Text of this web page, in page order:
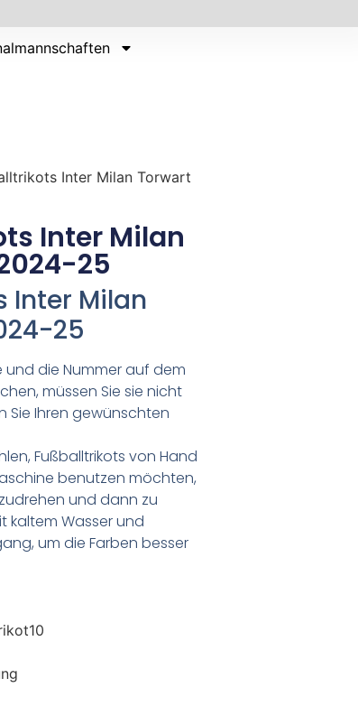
Inter Milan Torwart
Inter Milan
25
Inter Milan
25
und die Nummer auf dem
müssen Sie sie nicht
Sie Ihren gewünschten
Fußballtrikots von Hand
benutzen möchten,
und dann zu
kaltem Wasser und
um die Farben besser